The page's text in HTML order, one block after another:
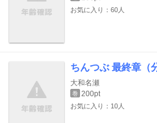
お気に入り：60人
ちんつぶ 最終章（
大和名瀬
巻 200pt
お気に入り：10人